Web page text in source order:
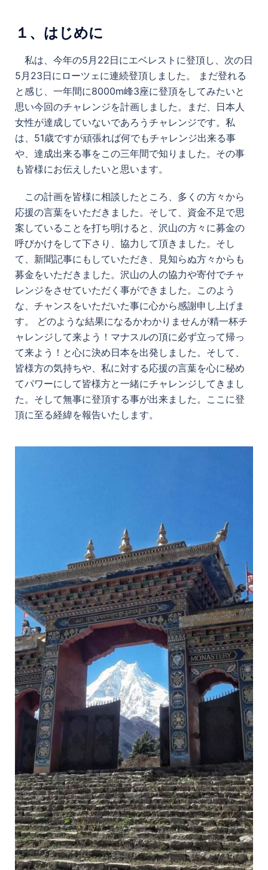
１、はじめに
私は、今年の5月22日にエベレストに登頂し、次の日
5月23日にローツェに連続登頂しました。 まだ登れる
と感じ、一年間に8000m峰3座に登頂をしてみたいと
思い今回のチャレンジを計画しました。まだ、日本人
女性が達成していないであろうチャレンジです。私
は、51歳ですが頑張れば何でもチャレンジ出来る事
や、達成出来る事をこの三年間で知りました。その事
も皆様にお伝えしたいと思います。
この計画を皆様に相談したところ、多くの方々から
応援の言葉をいただきました。そして、資金不足で思
案していることを打ち明けると、沢山の方々に募金の
呼びかけをして下さり、協力して頂きました。そし
て、新聞記事にもしていただき、見知らぬ方々からも
募金をいただきました。沢山の人の協力や寄付でチャ
レンジをさせていただく事ができました。このよう
な、チャンスをいただいた事に心から感謝申し上げま
す。 どのような結果になるかわかりませんが精一杯チ
ャレンジして来よう！マナスルの頂に必ず立って帰っ
て来よう！と心に決め日本を出発しました。そして、
皆様方の気持ちや、私に対する応援の言葉を心に秘め
てパワーにして皆様方と一緒にチャレンジしてきまし
た。そして無事に登頂する事が出来ました。ここに登
頂に至る経緯を報告いたします。